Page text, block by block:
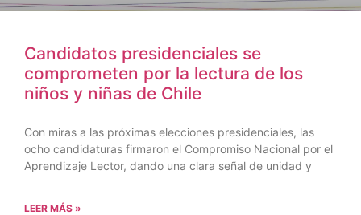
Candidatos presidenciales se
comprometen por la lectura de los
niños y niñas de Chile
Con miras a las próximas elecciones presidenciales, las
ocho candidaturas firmaron el Compromiso Nacional por el
Aprendizaje Lector, dando una clara señal de unidad y
LEER MÁS »